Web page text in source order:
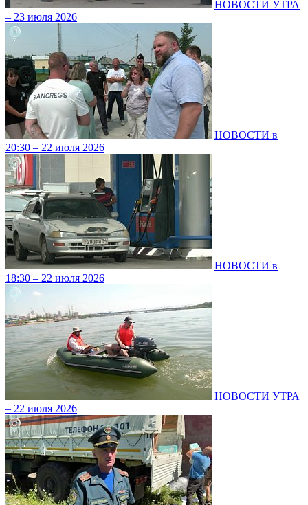
НОВОСТИ УТРА
– 23 июля 2026
НОВОСТИ в
20:30 – 22 июля 2026
НОВОСТИ в
18:30 – 22 июля 2026
НОВОСТИ УТРА
– 22 июля 2026